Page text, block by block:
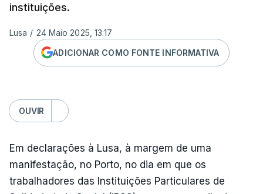
instituições.
Lusa / 24 Maio 2025, 13:17
ADICIONAR COMO FONTE INFORMATIVA
OUVIR
Em declarações à Lusa, à margem de uma
manifestação, no Porto, no dia em que os
trabalhadores das Instituições Particulares de